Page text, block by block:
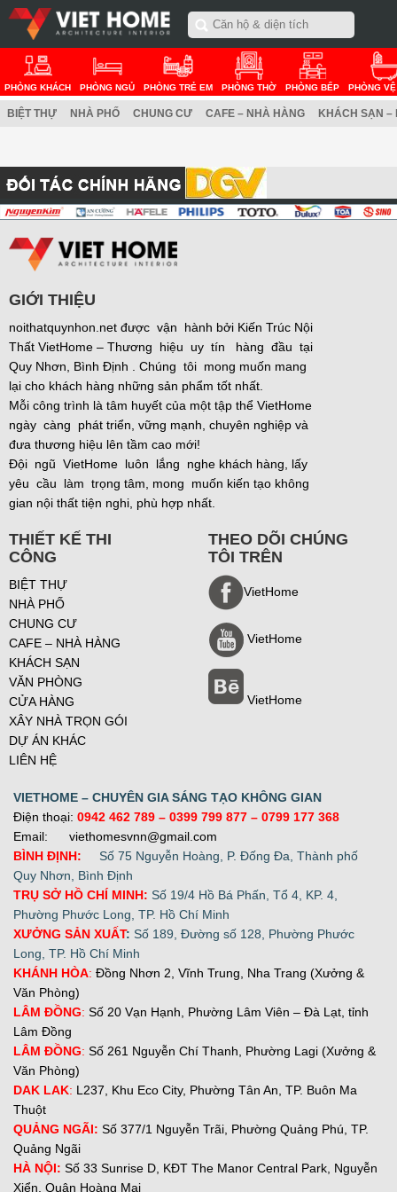
PHÒNG KHÁCH PHÒNG NGỦ PHÒNG TRẺ EM PHÒNG THỜ PHÒNG BẾP PHÒNG
BIỆT THỰ NHÀ PHỐ CHUNG CƯ CAFE – NHÀ HÀNG KHÁCH SẠN –
GIỚI THIỆU
noithatquynhon.net được vận hành bởi Kiến Trúc Nội
Thất VietHome – Thương hiệu uy tín hàng đầu tại
Quy Nhơn, Bình Định . Chúng tôi mong muốn mang
lại cho khách hàng những sản phẩm tốt nhất.
Mỗi công trình là tâm huyết của một tập thể VietHome
ngày càng phát triển, vững mạnh, chuyên nghiệp và
đưa thương hiệu lên tầm cao mới!
Đội ngũ VietHome luôn lắng nghe khách hàng, lấy
yêu cầu làm trọng tâm, mong muốn kiến tạo không
gian nội thất tiện nghi, phù hợp nhất.
THIẾT KẾ THI
CÔNG
BIỆT THỰ
NHÀ PHỐ
CHUNG CƯ
CAFE – NHÀ HÀNG
KHÁCH SẠN
VĂN PHÒNG
CỬA HÀNG
XÂY NHÀ TRỌN GÓI
DỰ ÁN KHÁC
LIÊN HỆ
THEO DÕI CHÚNG
TÔI TRÊN
VietHome
VietHome
VietHome
VIETHOME – CHUYÊN GIA SÁNG TẠO KHÔNG GIAN
Điện thoại: 0942 462 789 – 0399 799 877 – 0799 177 368
Email: viethomesvnn@gmail.com
BÌNH ĐỊNH:
Số 75 Nguyễn Hoàng, P. Đống Đa, Thành phố
Quy Nhơn, Bình Định
TRỤ SỞ HỒ CHÍ MINH: Số 19/4 Hồ Bá Phấn, Tổ 4, KP. 4,
Phường Phước Long, TP. Hồ Chí Minh
XƯỞNG SẢN XUẤT: Số 189, Đường số 128, Phường Phước
Long, TP. Hồ Chí Minh
KHÁNH HÒA: Đồng Nhơn 2, Vĩnh Trung, Nha Trang (Xưởng &
Văn Phòng)
LÂM ĐỒNG: Số 20 Vạn Hạnh, Phường Lâm Viên – Đà Lạt, tỉnh
Lâm Đồng
LÂM ĐỒNG: Số 261 Nguyễn Chí Thanh, Phường Lagi (Xưởng &
Văn Phòng)
DAK LAK: L237, Khu Eco City, Phường Tân An, TP. Buôn Ma
Thuột
QUẢNG NGÃI: Số 377/1 Nguyễn Trãi, Phường Quảng Phú, TP.
Quảng Ngãi
HÀ NỘI: Số 33 Sunrise D, KĐT The Manor Central Park, Nguyễn
Xiển, Quận Hoàng Mai